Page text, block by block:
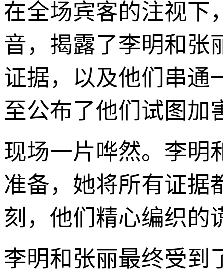
在全场宾客的注视下
音，揭露了李明和张
证据，以及他们串通
至公布了他们试图加
现场一片哗然。李明
准备，她将所有证据
刻，他们精心编织的
李明和张丽最终受到